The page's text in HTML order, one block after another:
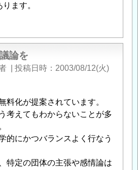
ます。
論を
投稿日時
2003/08/12(火)
料化が提案されています。
考えてもわからないことが多
的にかつバランスよく行なう
特定の団体の主張や感情論は